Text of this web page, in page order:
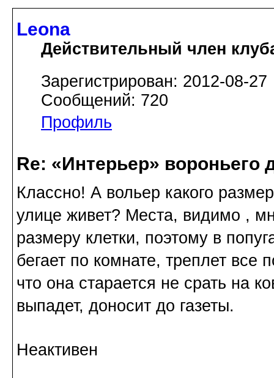
Leona
Действительный член
Зарегистрирован: 2012-08-27
Сообщений: 720
Профиль
Re: «Интерьер» вороньего
Классно! А вольер какого
улице живет? Места, видимо ,
размеру клетки, поэтому в
бегает по комнате, треплет все
что она старается не срать на
выпадет, доносит до газеты.
Неактивен